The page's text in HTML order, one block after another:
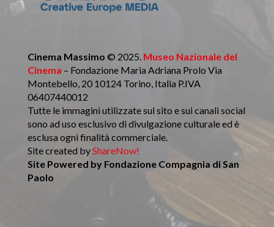
Cinema Massimo © 2025. Museo Nazionale del
Cinema – Fondazione Maria Adriana Prolo Via
Montebello, 20 10124 Torino, Italia P.IVA
06407440012
Tutte le immagini utilizzate sul sito e sui canali social
sono ad uso esclusivo di divulgazione culturale ed è
esclusa ogni finalità commerciale.
Site created byShareNow!
Site Powered by Fondazione Compagnia di San
Paolo